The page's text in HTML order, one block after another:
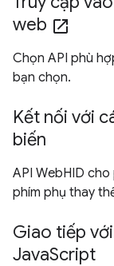
web open_in_new
Chọn API phù
bạn chọn.
Kết nối với
biến
API WebHID
phím phụ thay
Giao tiếp
JavaScript